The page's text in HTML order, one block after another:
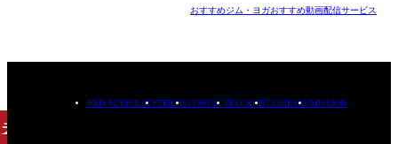
チケット
おすすめジム・ヨガおすすめ動画配信サービス
PRIVACYPOLICYTERMSCONTACTRECRUITCOMPANYMISSION